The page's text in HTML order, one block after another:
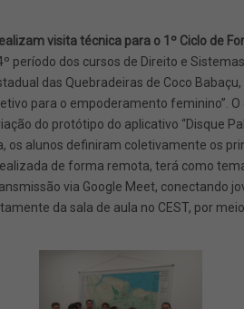
visita técnica para o 1º Ciclo de
período dos cursos de Direito e
das Quebradeiras de Coco
para o empoderamento
do protótipo do aplicativo “Disque
os alunos definiram coletivamente os
de forma remota, terá como
via Google Meet, conectando
da sala de aula no CEST, por